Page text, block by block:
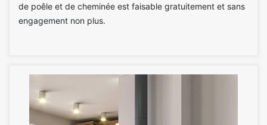
de poêle et de cheminée est faisable gratuitement et sans
engagement non plus.